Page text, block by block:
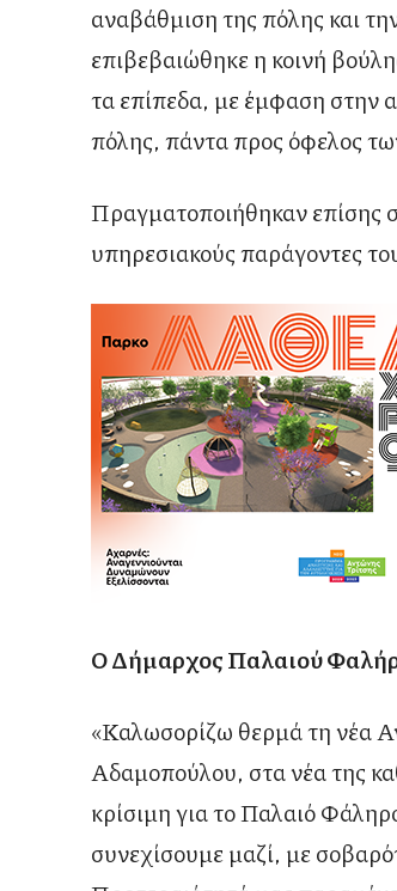
αναβάθμιση της πόλης και
επιβεβαιώθηκε η κοινή
τα επίπεδα, με έμφαση στην
πόλης, πάντα προς όφελος
Πραγματοποιήθηκαν επίσης
υπηρεσιακούς παράγοντες
Ο Δήμαρχος Παλαιού
«Καλωσορίζω θερμά τη νέα
Αδαμοπούλου, στα νέα της
κρίσιμη για το Παλαιό
συνεχίσουμε μαζί, με